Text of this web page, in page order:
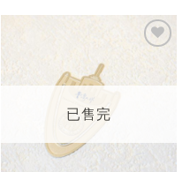
望輕
已售完